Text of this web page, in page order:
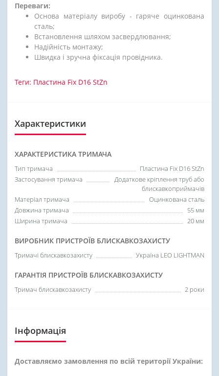
Переваги:
Основа матеріалу виробу - гаряче оцинкована
сталь;
Встановлення шляхом засвердлювання;
Надійність монтажу;
Швидка і зручна фіксація провідника.
Теги: Пластина Fix D16 StZn
Характеристики
ХАРАКТЕРИСТИКА ТРИМАЧА
Тип тримача
Пластина Fix D16 StZn
Застосування тримача
Додаткове кріплення труб або
блискавкоприймачів
Матеріал тримача
Оцинкована сталь
Довжина тримача
55 мм
Ширина тримача
20 мм
ВИРОБНИК ПРИСТРОЇВ БЛИСКАВКОЗАХИСТУ
Тримачі блискавкозахисту Україна LEO LIGHTMAN
ГАРАНТІЯ ПРИСТРОЇВ БЛИСКАВКОЗАХИСТУ
Тримач блискавкозахисту 2 роки
Інформація
Доставляємо замовлення по всій території України: